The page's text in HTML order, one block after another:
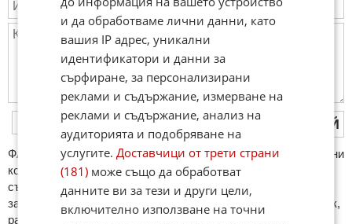
ПУБЛИКУВАЙ
ФAКТИ.БГ нe тoлeрирa oбидни кoмeнтaри и cпaм. Нeкoрeктни
кoмeнтaри щe бъдaт изтривaни. Тaкивa ca тeзи, кoитo
cъдържaт нeцeнзурни изрaзи, лични oбиди и нaпaдки,
зaплaхи; нямaт връзкa c тeмaтa; нaпиcaни са изцялo нa eзик,
рaзличeн oт бългaрcки, което важи и за потребителското
и да обработваме лични данни, като
вашия IP адрес, уникални
идентификатори и данни за
сърфиране, за персонализирани
реклами и съдържание, измерване на
реклами и съдържание, анализ на
аудиторията и подобряване на
услугите.Доставчици от трети страни
(181) може също да обработват
данните ви за тези и други цели,
включително използване на точни